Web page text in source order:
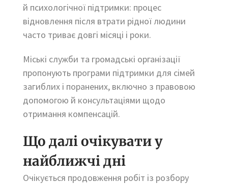
й психологічної підтримки: процес
відновлення після втрати рідної людини
часто триває довгі місяці і роки.
Міські служби та громадські організації
пропонують програми підтримки для сімей
загиблих і поранених, включно з правовою
допомогою й консультаціями щодо
отримання компенсацій.
Що далі очікувати у
найближчі дні
Очікується продовження робіт із розбору